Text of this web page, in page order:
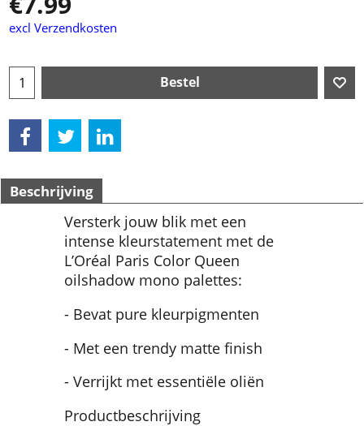
excl Verzendkosten
Bestel
Beschrijving
Versterk jouw blik met een
intense kleurstatement met de
L’Oréal Paris Color Queen
oilshadow mono palettes:
- Bevat pure kleurpigmenten
- Met een trendy matte finish
- Verrijkt met essentiële oliën
Productbeschrijving